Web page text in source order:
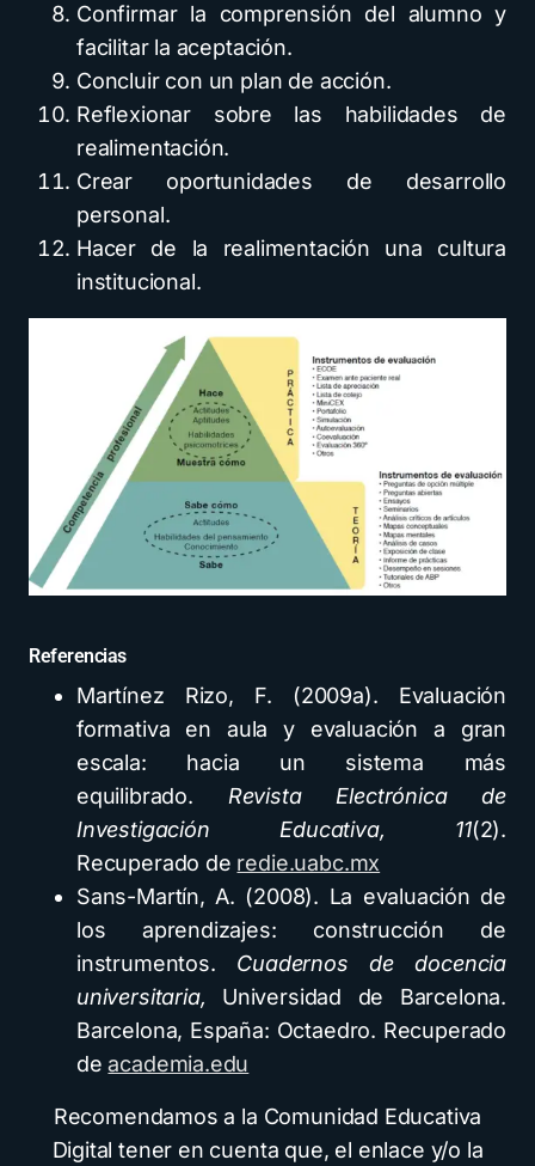
Confirmar la comprensión del alumno y
facilitar la aceptación.
Concluir con un plan de acción.
Reflexionar sobre las habilidades de
realimentación.
Crear oportunidades de desarrollo
personal.
Hacer de la realimentación una cultura
institucional.
Referencias
Martínez Rizo, F. (2009a). Evaluación
formativa en aula y evaluación a gran
escala: hacia un sistema más
equilibrado. Revista Electrónica de
Investigación Educativa, 11(2).
Recuperado de redie.uabc.mx
Sans-Martín, A. (2008). La evaluación de
los aprendizajes: construcción de
instrumentos. Cuadernos de docencia
universitaria, Universidad de Barcelona.
Barcelona, España: Octaedro. Recuperado
deacademia.edu
Recomendamos a la Comunidad Educativa
Digital tener en cuenta que, el enlace y/o la